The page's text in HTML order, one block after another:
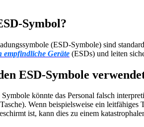
Symbol?
(ESD-Symbole) sind
empfindliche Geräte (ESDs) und leiten
ESD-Symbole
Symbole könnte das Personal falsch
Wenn beispielsweise ein
ist, kann dies zu einem